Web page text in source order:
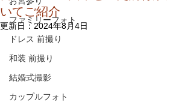
ファミリーフォト
ドレス 前撮り
和装 前撮り
結婚式撮影
カップルフォト
いてご紹介
更新日： 2024年8月4日